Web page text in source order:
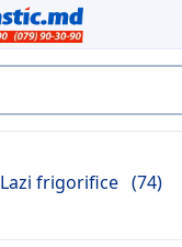
Lazi frigorifice (74)